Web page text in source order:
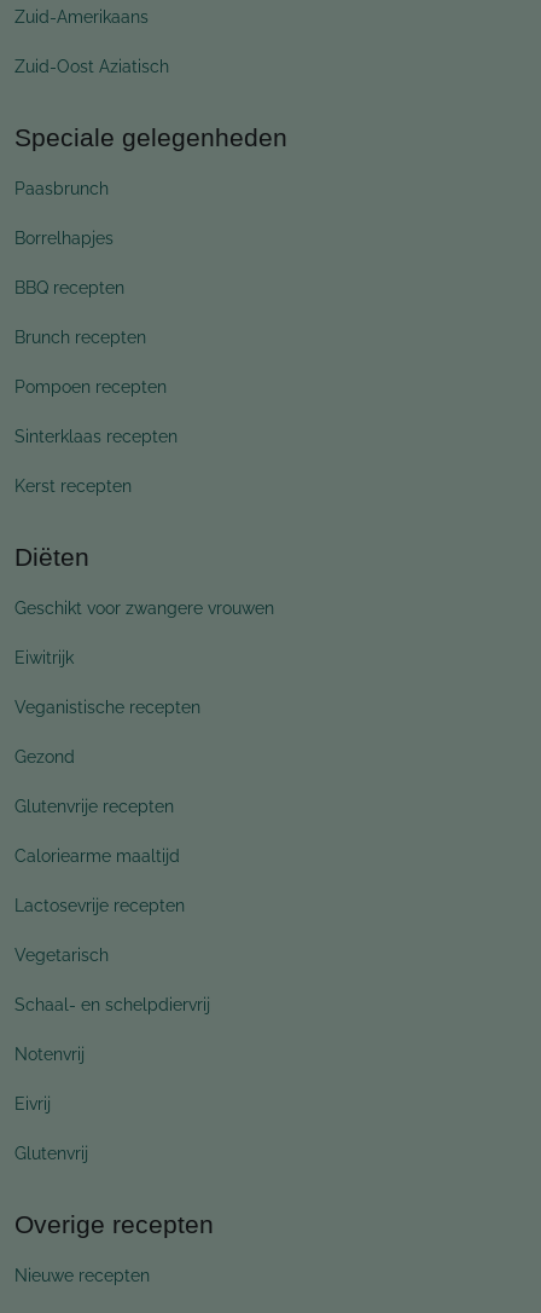
Zuid-Amerikaans
Zuid-Oost Aziatisch
Speciale gelegenheden
Paasbrunch
Borrelhapjes
BBQ recepten
Brunch recepten
Pompoen recepten
Sinterklaas recepten
Kerst recepten
Diëten
Geschikt voor zwangere vrouwen
Eiwitrijk
Veganistische recepten
Gezond
Glutenvrije recepten
Caloriearme maaltijd
Lactosevrije recepten
Vegetarisch
Schaal- en schelpdiervrij
Notenvrij
Eivrij
Glutenvrij
Overige recepten
Nieuwe recepten